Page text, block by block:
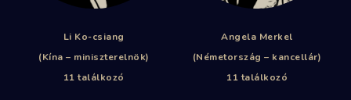
Li Ko-csiang
(Kína – miniszterelnök)
11 találkozó
Angela Merkel
(Németország – kancellár)
11 találkozó